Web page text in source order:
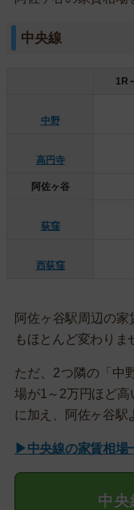
中央線
1R
中野
高円寺
阿佐ヶ谷
荻窪
西荻窪
阿佐ヶ谷駅周辺の
もほとんど変わりま
ただ、2つ隣の「中
場が1～2万円ほど高
に加え、阿佐ヶ谷駅
▶中央線の家賃相場
中央